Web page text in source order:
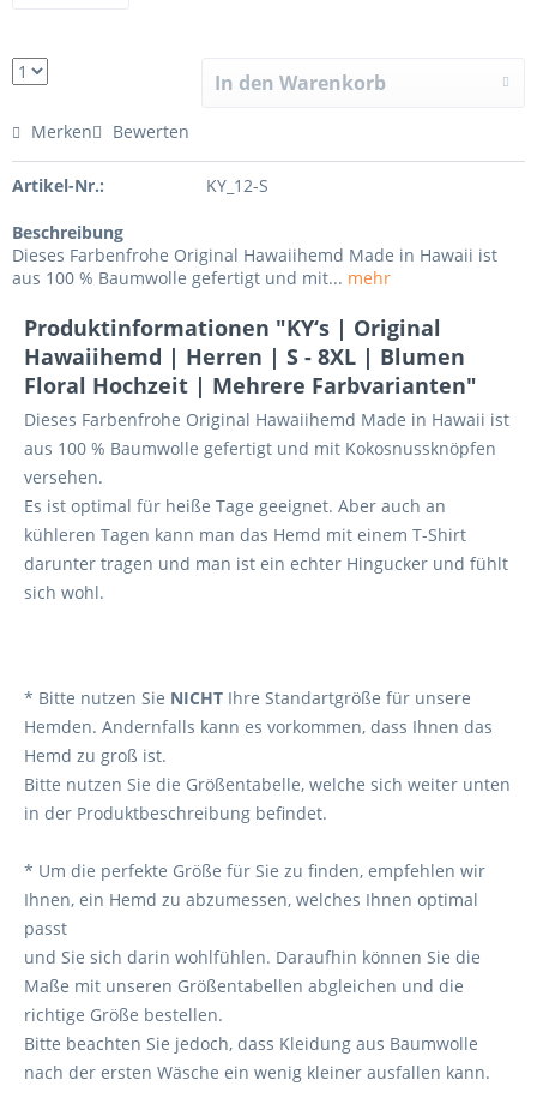
In den Warenkorb
Merken Bewerten
Artikel-Nr.: KY_12-S
Beschreibung
Dieses Farbenfrohe Original Hawaiihemd Made in Hawaii ist
aus 100 % Baumwolle gefertigt und mit... mehr
Produktinformationen "KY‘s | Original
Hawaiihemd | Herren | S - 8XL | Blumen
Floral Hochzeit | Mehrere Farbvarianten"
Dieses Farbenfrohe Original Hawaiihemd Made in Hawaii ist
aus 100 % Baumwolle gefertigt und mit Kokosnussknöpfen
versehen.
Es ist optimal für heiße Tage geeignet. Aber auch an
kühleren Tagen kann man das Hemd mit einem T-Shirt
darunter tragen und man ist ein echter Hingucker und fühlt
sich wohl.
* Bitte nutzen Sie NICHT Ihre Standartgröße für unsere
Hemden. Andernfalls kann es vorkommen, dass Ihnen das
Hemd zu groß ist.
Bitte nutzen Sie die Größentabelle, welche sich weiter unten
in der Produktbeschreibung befindet.
* Um die perfekte Größe für Sie zu finden, empfehlen wir
Ihnen, ein Hemd zu abzumessen, welches Ihnen optimal
passt
und Sie sich darin wohlfühlen. Daraufhin können Sie die
Maße mit unseren Größentabellen abgleichen und die
richtige Größe bestellen.
Bitte beachten Sie jedoch, dass Kleidung aus Baumwolle
nach der ersten Wäsche ein wenig kleiner ausfallen kann.